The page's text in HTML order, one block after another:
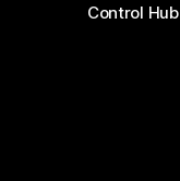
Control Hub